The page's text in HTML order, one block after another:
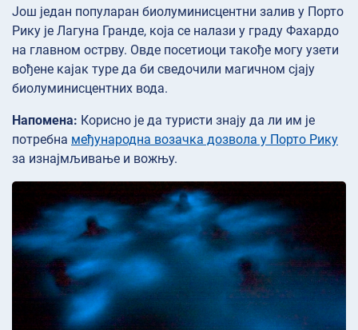
Још један популаран биолуминисцентни залив у Порто
Рику је Лагуна Гранде, која се налази у граду Фахардо
на главном острву. Овде посетиоци такође могу узети
вођене кајак туре да би сведочили магичном сјају
биолуминисцентних вода.
Напомена: Корисно је да туристи знају да ли им је
потребна међународна возачка дозвола у Порто Рику
за изнајмљивање и вожњу.